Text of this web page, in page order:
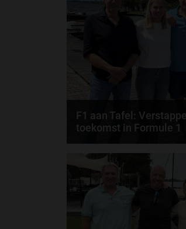
F1 aan Tafel:
toekomst in Formule 1
Max Verstappen wil géén
de motorfabrikanten zaten
door de redactie van Grand Prix